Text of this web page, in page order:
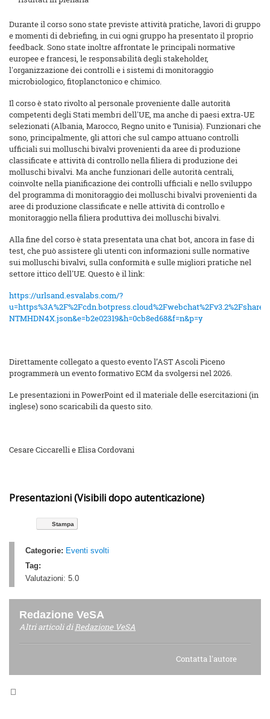
Durante il corso sono state previste attività pratiche, lavori di gruppo
e momenti di debriefing, in cui ogni gruppo ha presentato il proprio
feedback. Sono state inoltre affrontate le principali normative
europee e francesi, le responsabilità degli stakeholder,
l'organizzazione dei controlli e i sistemi di monitoraggio
microbiologico, fitoplanctonico e chimico.
Il corso è stato rivolto al personale proveniente dalle autorità
competenti degli Stati membri dell'UE, ma anche di paesi extra-UE
selezionati (Albania, Marocco, Regno unito e Tunisia). Funzionari che
sono, principalmente, gli attori che sul campo attuano controlli
ufficiali sui molluschi bivalvi provenienti da aree di produzione
classificate e attività di controllo nella filiera di produzione dei
molluschi bivalvi. Ma anche funzionari delle autorità centrali,
coinvolte nella pianificazione dei controlli ufficiali e nello sviluppo
del programma di monitoraggio dei molluschi bivalvi provenienti da
aree di produzione classificate e nelle attività di controllo e
monitoraggio nella filiera produttiva dei molluschi bivalvi.
Alla fine del corso è stata presentata una chat bot, ancora in fase di
test, che può assistere gli utenti con informazioni sulle normative
sui molluschi bivalvi, sulla conformità e sulle migliori pratiche nel
settore ittico dell'UE. Questo è il link:
https://urlsand.esvalabs.com/?
NTMHDN4X.json&e=b2e02319&h=0cb8ed68&f=n&p=y
Direttamente collegato a questo evento l’AST Ascoli Piceno
programmerà un evento formativo ECM da svolgersi nel 2026.
Le presentazioni in PowerPoint ed il materiale delle esercitazioni (in
inglese) sono scaricabili da questo sito.
Cesare Ciccarelli e Elisa Cordovani
Presentazioni (Visibili dopo autenticazione)
Stampa
Categorie: Eventi svolti
Tag:
Valutazioni: 5.0
Redazione VeSA
Altri articoli diRedazione VeSA
Contatta l'autore